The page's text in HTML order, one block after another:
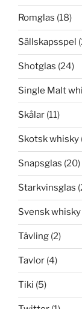
Romglas (18)
Sällskapsspel
Shotglas (24)
Single Malt
Skålar (11)
Skotsk whisky
Snapsglas (20)
Starkvinsglas
Svensk whisky
Tävling (2)
Tavlor (4)
Tiki (5)